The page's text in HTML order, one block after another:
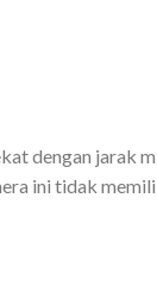
dengan jarak
ini tidak